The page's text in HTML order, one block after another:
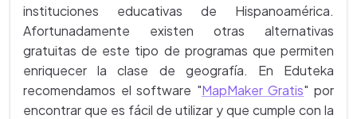
instituciones educativas de Hispanoamérica.
Afortunadamente existen otras alternativas
gratuitas de este tipo de programas que permiten
enriquecer la clase de geografía. En Eduteka
recomendamos el software "MapMaker Gratis" por
encontrar que es fácil de utilizar y que cumple con la